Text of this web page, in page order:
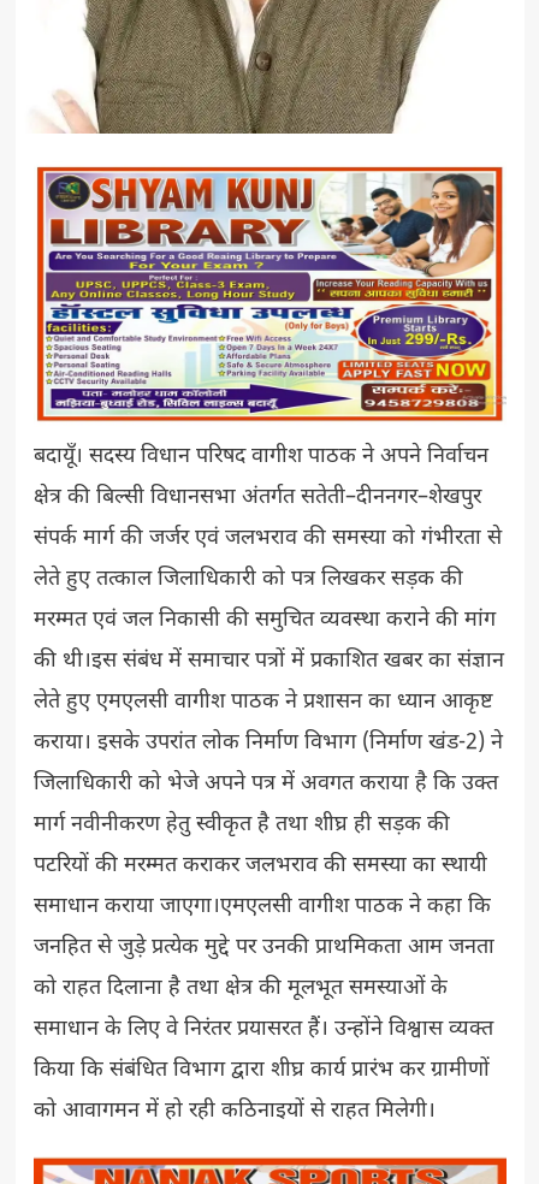
बदायूँ। सदस्य विधान परिषद वागीश पाठक ने अपने निर्वाचन
क्षेत्र की बिल्सी विधानसभा अंतर्गत सतेती–दीननगर–शेखपुर
संपर्क मार्ग की जर्जर एवं जलभराव की समस्या को गंभीरता से
लेते हुए तत्काल जिलाधिकारी को पत्र लिखकर सड़क की
मरम्मत एवं जल निकासी की समुचित व्यवस्था कराने की मांग
की थी।इस संबंध में समाचार पत्रों में प्रकाशित खबर का संज्ञान
लेते हुए एमएलसी वागीश पाठक ने प्रशासन का ध्यान आकृष्ट
कराया। इसके उपरांत लोक निर्माण विभाग (निर्माण खंड-2) ने
जिलाधिकारी को भेजे अपने पत्र में अवगत कराया है कि उक्त
मार्ग नवीनीकरण हेतु स्वीकृत है तथा शीघ्र ही सड़क की
पटरियों की मरम्मत कराकर जलभराव की समस्या का स्थायी
समाधान कराया जाएगा।एमएलसी वागीश पाठक ने कहा कि
जनहित से जुड़े प्रत्येक मुद्दे पर उनकी प्राथमिकता आम जनता
को राहत दिलाना है तथा क्षेत्र की मूलभूत समस्याओं के
समाधान के लिए वे निरंतर प्रयासरत हैं। उन्होंने विश्वास व्यक्त
किया कि संबंधित विभाग द्वारा शीघ्र कार्य प्रारंभ कर ग्रामीणों
को आवागमन में हो रही कठिनाइयों से राहत मिलेगी।